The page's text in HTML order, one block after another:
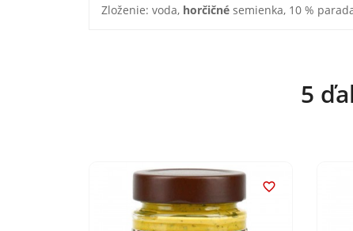
Zloženie: voda, horčičné semienka, 10 %
5
